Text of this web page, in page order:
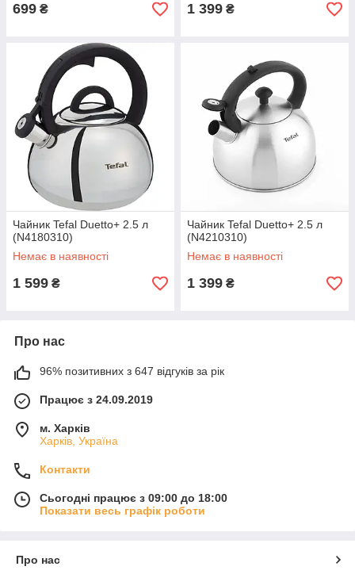
699 ₴ 1 399 ₴
Чайник Tefal Duetto+ 2.5 л
(N4180310)
Немає в наявності
1 599 ₴
Чайник Tefal Duetto+ 2.5 л
(N4210310)
Немає в наявності
1 399 ₴
Про нас
96% позитивних з 647 відгуків за рік
Працює з 24.09.2019
м. Харків
Харків, Україна
Контакти
Сьогодні працює з 09:00 до 18:00
Показати весь графік роботи
Про нас